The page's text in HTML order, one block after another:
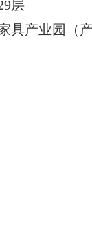
层
具产业园（